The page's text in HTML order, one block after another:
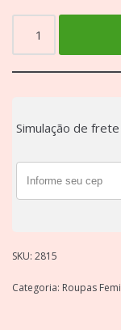
Simulação de frete
SKU: 2815
Categoria: Roupas